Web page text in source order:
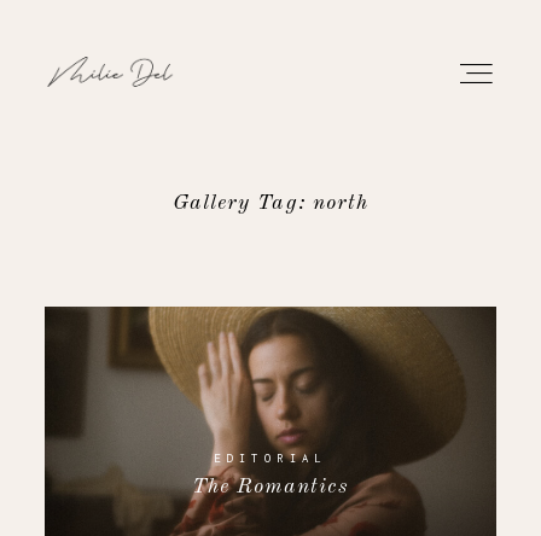
WORK
Gallery Tag: north
EDITORIAL
The Romantics